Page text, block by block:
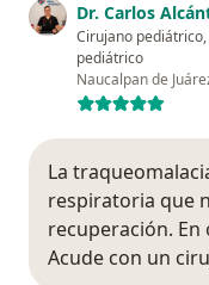
Dr. Carlos
Cirujano
pediátrico
Naucalpan de
La
respiratoria que
recuperación. En
Acude con un